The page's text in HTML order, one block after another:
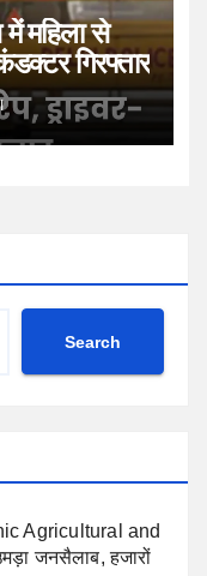
में महिला से
गिरफ्तार
Search
Agricultural and
जनसैलाब, हजारों